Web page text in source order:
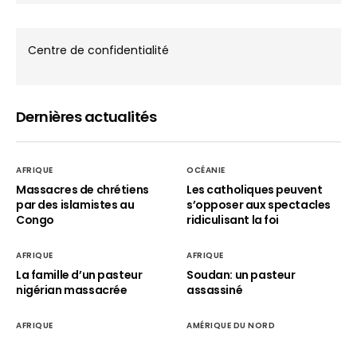
Centre de confidentialité
Dernières actualités
AFRIQUE
Massacres de chrétiens
par des islamistes au
Congo
OCÉANIE
Les catholiques peuvent
s’opposer aux spectacles
ridiculisant la foi
AFRIQUE
La famille d’un pasteur
nigérian massacrée
AFRIQUE
Soudan: un pasteur
assassiné
AFRIQUE AMÉRIQUE DU NORD